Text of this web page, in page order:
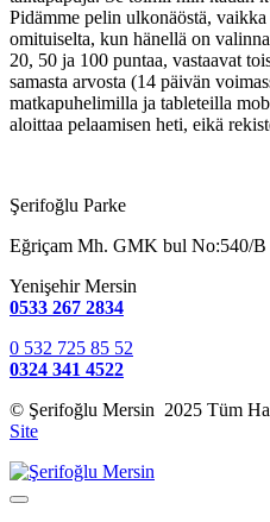
Pidämme pelin ulkonäöstä,
omituiselta, kun hänellä on
20, 50 ja 100 puntaa, vastaavat
samasta arvosta (14 päivän
matkapuhelimilla ja tableteilla
aloittaa pelaamisen heti, eikä
Şerifoğlu Parke
Eğriçam Mh. GMK bul No:540/B
Yenişehir Mersin
0533 267 2834
0 532 725 85 52
0324 341 4522
© Şerifoğlu Mersin 2025 Tüm
Site